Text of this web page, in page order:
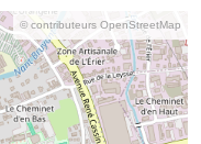
© contributeurs OpenStreetMap